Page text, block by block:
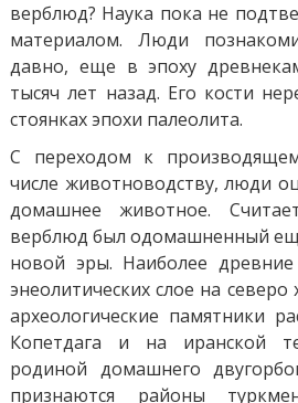
верблюд? Наука пока не
материалом. Люди
давно, еще в эпоху
тысяч лет назад. Его кости
стоянках эпохи палеолита.
С переходом к
числе животноводству, люди
домашнее животное.
верблюд был одомашненный
новой эры. Наиболее
энеолитических слое на
археологические памятники
Копетдага и на иранской
родиной домашнего
признаются районы